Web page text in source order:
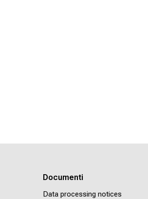
Documenti
Data processing notices